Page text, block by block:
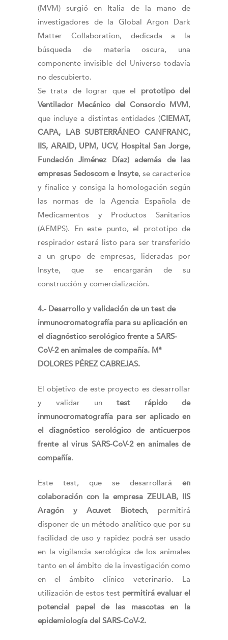
(MVM) surgió en Italia de la mano de
investigadores de la Global Argon Dark
Matter Collaboration, dedicada a la
búsqueda de materia oscura, una
componente invisible del Universo todavía
no descubierto.
Se trata de lograr que el prototipo del
Ventilador Mecánico del Consorcio MVM,
que incluye a distintas entidades (CIEMAT,
CAPA, LAB SUBTERRÁNEO CANFRANC,
IIS, ARAID, UPM, UCV, Hospital San Jorge,
Fundación Jiménez Díaz) además de las
empresas Sedoscom e Insyte, se caracterice
y finalice y consiga la homologación según
las normas de la Agencia Española de
Medicamentos y Productos Sanitarios
(AEMPS). En este punto, el prototipo de
respirador estará listo para ser transferido
a un grupo de empresas, lideradas por
Insyte, que se encargarán de su
construcción y comercialización.
4.- Desarrollo y validación de un test de
inmunocromatografía para su aplicación en
el diagnóstico serológico frente a SARS-
CoV-2 en animales de compañía. Mª
DOLORES PÉREZ CABREJAS.
El objetivo de este proyecto es desarrollar
y validar un test rápido de
inmunocromatografía para ser aplicado en
el diagnóstico serológico de anticuerpos
frente al virus SARS-CoV-2 en animales de
compañía.
Este test, que se desarrollará en
colaboración con la empresa ZEULAB, IIS
Aragón y Acuvet Biotech, permitirá
disponer de un método analítico que por su
facilidad de uso y rapidez podrá ser usado
en la vigilancia serológica de los animales
tanto en el ámbito de la investigación como
en el ámbito clínico veterinario. La
utilización de estos test permitirá evaluar el
potencial papel de las mascotas en la
epidemiología del SARS-CoV-2.